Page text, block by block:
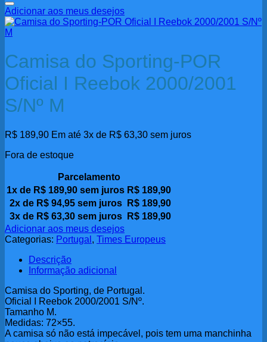
Adicionar aos meus desejos
Camisa do Sporting-POR
Oficial I Reebok 2000/2001
S/Nº M
R$ 189,90 Em até 3x de R$ 63,30 sem juros
Fora de estoque
Parcelamento
1x de R$ 189,90 sem juros R$ 189,90
2x de R$94,95sem juros R$ 189,90
3x de R$63,30sem juros R$ 189,90
Adicionar aos meus desejos
Categorias: Portugal , Times Europeus
Descrição
Informação adicional
Camisa do Sporting, de Portugal.
Oficial I Reebok 2000/2001 S/Nº.
Tamanho M.
Medidas: 72×55.
A camisa só não está impecável, pois tem uma manchinha